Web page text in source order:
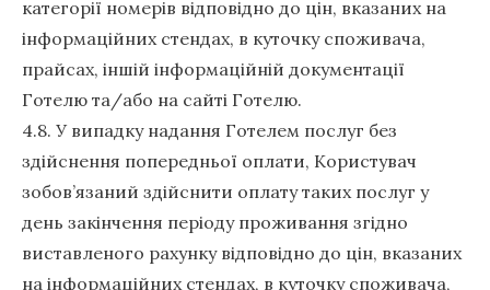
категорії номерів відповідно до цін, вказаних на
інформаційних стендах, в куточку споживача,
прайсах, іншій інформаційній документації
Готелю та/або на сайті Готелю.
4.8. У випадку надання Готелем послуг без
здійснення попередньої оплати, Користувач
зобов’язаний здійснити оплату таких послуг у
день закінчення періоду проживання згідно
виставленого рахунку відповідно до цін, вказаних
на інформаційних стендах, в куточку споживача,